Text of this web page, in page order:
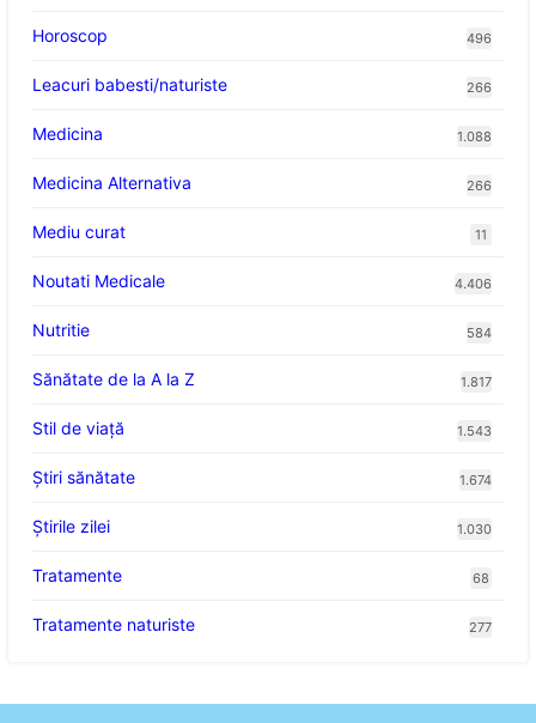
Horoscop 496
Leacuri babesti/naturiste 266
Medicina 1.088
Medicina Alternativa 266
Mediu curat 11
Noutati Medicale 4.406
Nutritie 584
Sănătate de la A la Z 1.817
Stil de viaţă 1.543
Ştiri sănătate 1.674
Știrile zilei 1.030
Tratamente 68
Tratamente naturiste 277